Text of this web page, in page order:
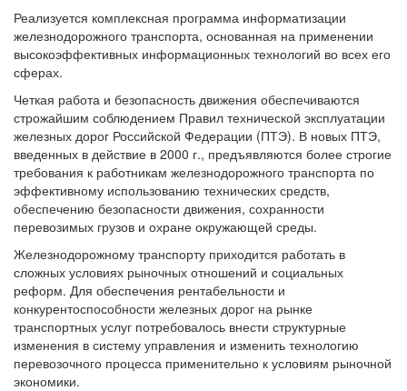
Реализуется комплексная программа информатизации
железнодорожного транспорта, основанная на применении
высокоэффективных информационных технологий во всех его
сферах.
Четкая работа и безопасность движения обеспечиваются
строжайшим соблюдением Правил технической эксплуатации
железных дорог Российской Федерации (ПТЭ). В новых ПТЭ,
введенных в действие в 2000 г., предъявляются более строгие
требования к работникам железнодорожного транспорта по
эффективному использованию технических средств,
обеспечению безопасности движения, сохранности
перевозимых грузов и охране окружающей среды.
Железнодорожному транспорту приходится работать в
сложных условиях рыночных отношений и социальных
реформ. Для обеспечения рентабельности и
конкурентоспособности железных дорог на рынке
транспортных услуг потребовалось внести структурные
изменения в систему управления и изменить технологию
перевозочного процесса применительно к условиям рыночной
экономики.